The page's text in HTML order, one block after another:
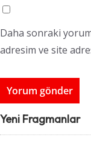
Daha sonraki
adresim ve site
Yeni Fragmanlar